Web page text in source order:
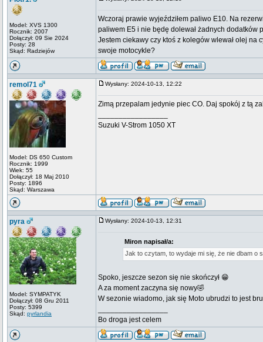
Model: XVS 1300
Rocznik: 2007
Dołączył: 09 Sie 2024
Posty: 28
Skąd: Radziejów
Wczoraj prawie wyjeździłem paliwo E10. Na
paliwem E5 i nie będę dolewał żadnych dodatków
Jestem ciekawy czy ktoś z kolegów wlewał olej
swoje motocykle?
remol71
Model: DS 650 Custom
Rocznik: 1999
Wiek: 55
Dołączył: 18 Maj 2010
Posty: 1896
Skąd: Warszawa
Wysłany: 2024-10-13, 12:22
Zimą przepalam jedynie piec CO. Daj spokój z tą
Suzuki V-Strom 1050 XT
pyra
Model: SYMPATYK
Dołączył: 08 Gru 2011
Posty: 5399
Skąd: pyrlandia
Wysłany: 2024-10-13, 12:31
Miron napisał/a:
Jak to czytam, to wydaje mi się, że nie dbam o
Spoko, jeszcze sezon się nie skończył 😁
A za moment zaczyna się nowy🤣
W sezonie wiadomo, jak się Moto ubrudzi to jest
Bo droga jest celem